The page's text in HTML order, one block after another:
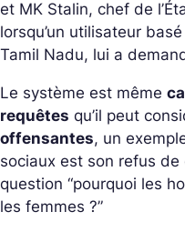
et MK Stalin, chef de
lorsqu’un utilisateur
Tamil Nadu, lui a
Le système est même
requêtes qu’il peut
offensantes, un
sociaux est son refus
question “pourquoi les
les femmes ?”